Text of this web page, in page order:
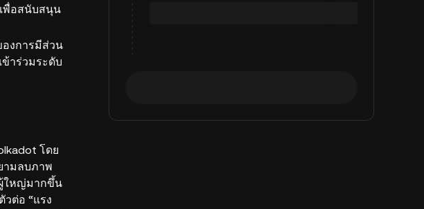
พื่อสนับสนุน
งการมีส่วน
าร่วมระดับ
โดย
ามลบภาพ
ใหญ่มากขึ้น
ต่อ “แรง